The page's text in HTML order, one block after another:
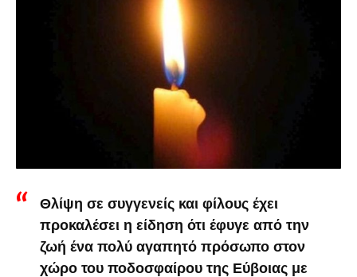
Θλίψη σε συγγενείς και φίλους έχει
προκαλέσει η είδηση ότι έφυγε από την
ζωή ένα πολύ αγαπητό πρόσωπο στον
χώρο του ποδοσφαίρου της Εύβοιας με